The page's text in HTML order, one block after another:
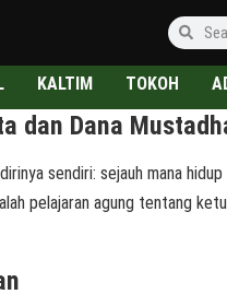
KALTIM TOKOH
dan Dana
sendiri: sejauh mana
pelajaran agung tentang